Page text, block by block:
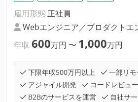
雇用形態 正社員
Webエンジニア／プロダクトエ
年収 600万円 〜 1,000万円
下限年収500万円以上
一部リ
アジャイル開発
コードレビュ
B2Bのサービスを運営
自社サ